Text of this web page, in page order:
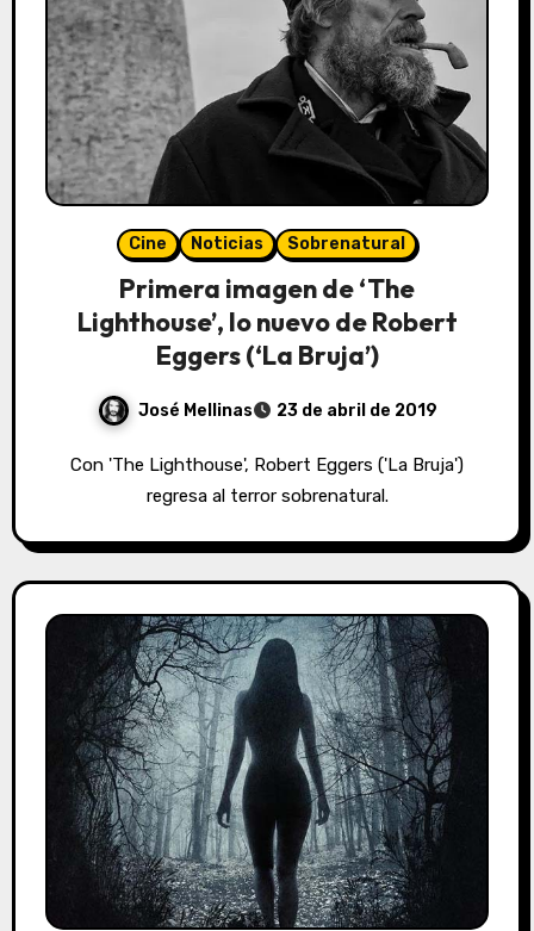
Cine Noticias Sobrenatural
Primera imagen de ‘The
Lighthouse’, lo nuevo de Robert
Eggers (‘La Bruja’)
José Mellinas 23 de abril de 2019
Con 'The Lighthouse', Robert Eggers ('La Bruja')
regresa al terror sobrenatural.